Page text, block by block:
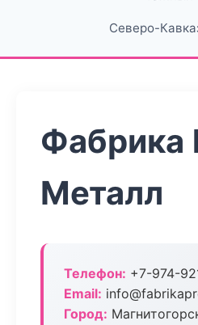
Северо-
Фабрика
Металл
Телефон: +7-974-
Email:
Город: